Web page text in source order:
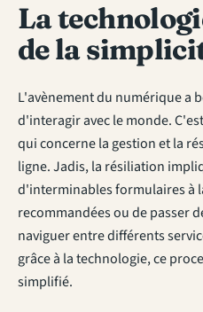
La
de la
L'avènement du numérique a
d'interagir avec le monde.
qui concerne la gestion et la
ligne. Jadis, la résiliation
d'interminables formulaires à
recommandées ou de passer
naviguer entre différents
grâce à la technologie, ce
simplifié.